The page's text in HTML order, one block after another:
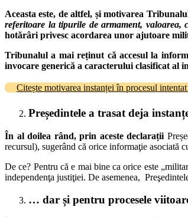
Aceasta este, de altfel, șimotivarea
referitoare la tipurile de armament, valoarea,
hotărâri privesc acordarea unor ajutoare
Tribunalul a mai reținut că accesul la
invocare generică a caracterului clasificat al
Citește motivarea instanței în procesul
Președintele a trasat deja
În al doilea rând, prin aceste declarații
recursul), sugerând că orice informaţie asociată
De ce? Pentru că e mai bine ca orice este
independenţa justiţiei. De asemenea,
… dar și pentru procesele